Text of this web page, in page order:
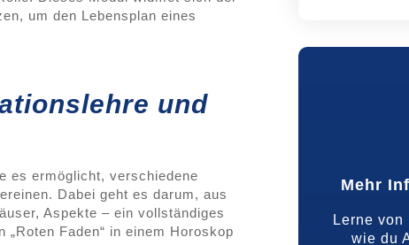
um den Lebensplan eines
und
es ermöglicht, verschiedene
Dabei geht es darum, aus
Aspekte – ein vollständiges
Faden“ in einem Horoskop
Mehr
Lerne
wie du